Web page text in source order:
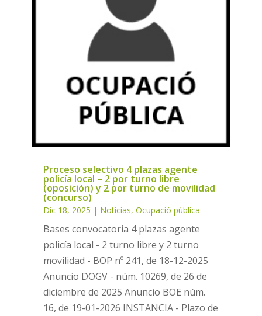
Proceso selectivo 4 plazas agente
policía local – 2 por turno libre
(oposición) y 2 por turno de movilidad
(concurso)
Dic 18, 2025 | Noticias, Ocupació pública
Bases convocatoria 4 plazas agente
policía local - 2 turno libre y 2 turno
movilidad - BOP nº 241, de 18-12-2025
Anuncio DOGV - núm. 10269, de 26 de
diciembre de 2025 Anuncio BOE núm.
16, de 19-01-2026 INSTANCIA - Plazo de